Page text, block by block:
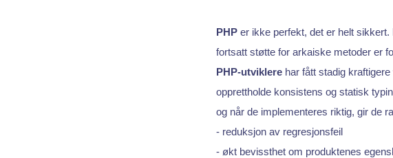
PHPer ikke perfekt, det er helt sikkert.
fortsatt støtte for arkaiske metoder er
PHP-utviklerehar fått stadig
opprettholde konsistens og statisk
og når de implementeres riktig, gir de
- reduksjon av regresjonsfeil
- økt bevissthet om produktenes